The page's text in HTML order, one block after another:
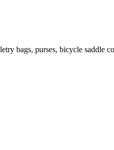
bags, purses, bicycle saddle